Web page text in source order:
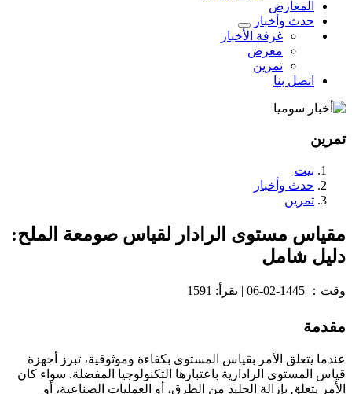
المعارض
حدث وأخبار
غرفة الأخبار
معرض
تمرين
اتصل بنا
تمرين
بيت
حدث وأخبار
تمرين
مقياس مستوى الرادار لقياس صومعة الملح:
دليل شامل
وقت： 1445-02-06
| يقرأ: 1591
مقدمة
عندما يتعلق الأمر بقياس المستوى بكفاءة وموثوقية، تبرز أجهزة
قياس المستوى الرادارية باعتبارها التكنولوجيا المفضلة. سواء كان
الأمر يتعلق بإزالة الجليد من الطرق، أو العمليات الصناعية، أو